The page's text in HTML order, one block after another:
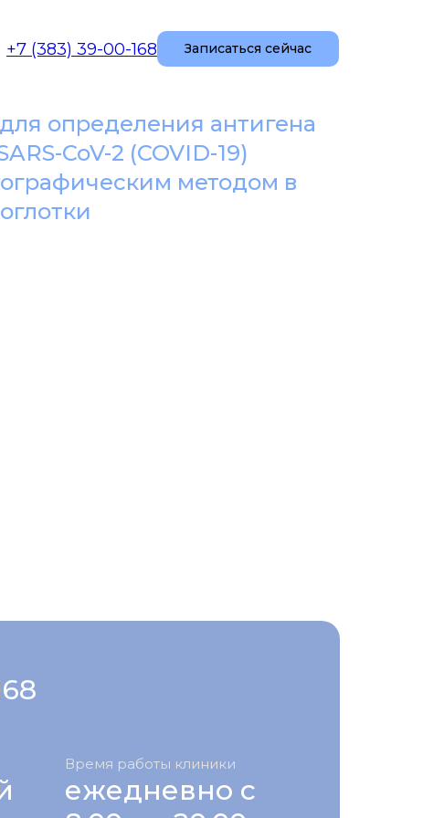
+7 (383) 39-00-168 Записаться сейчас
определения антигена
CoV-2 (COVID-19)
методом в
ежедневно с
Время работы клиники